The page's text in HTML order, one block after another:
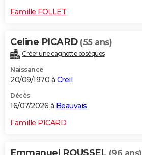
Famille FOLLET
Celine PICARD (55 ans)
Créer une cagnotte obsèques
Naissance
20/09/1970 à Creil
Décès
16/07/2026 à Beauvais
Famille PICARD